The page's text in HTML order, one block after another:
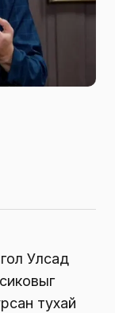
Улсад
тухай